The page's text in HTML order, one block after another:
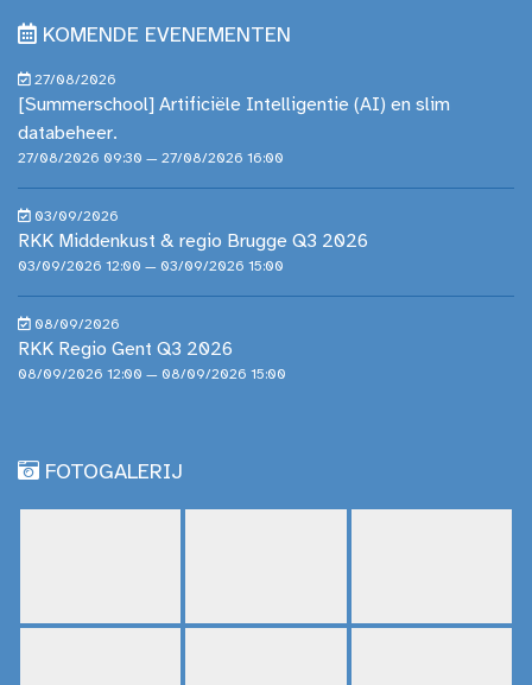
KOMENDE EVENEMENTEN
27/08/2026
[Summerschool] Artificiële Intelligentie (AI) en slim
databeheer.
27/08/2026 09:30 — 27/08/2026 16:00
03/09/2026
RKK Middenkust & regio Brugge Q3 2026
03/09/2026 12:00 — 03/09/2026 15:00
08/09/2026
RKK Regio Gent Q3 2026
08/09/2026 12:00 — 08/09/2026 15:00
FOTOGALERIJ